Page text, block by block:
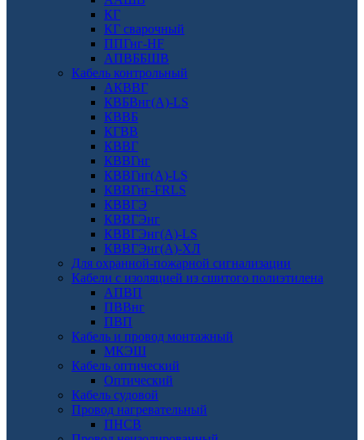
КГ
КГ сварочный
ППГнг-HF
АПВББШВ
Кабель контрольный
АКВВГ
КВБВнг(А)-LS
КВВБ
КГВВ
КВВГ
КВВГнг
КВВГнг(А)-LS
КВВГнг-FRLS
КВВГЭ
КВВГЭнг
КВВГЭнг(А)-LS
КВВГЭнг(А)-ХЛ
Для охранной-пожарной сигнализации
Кабели с изоляцией из сшитого полиэтилена
АПВП
ПВВнг
ПВП
Кабель и провод монтажный
МКЭШ
Кабель оптический
Оптический
Кабель судовой
Провод нагревательный
ПНСВ